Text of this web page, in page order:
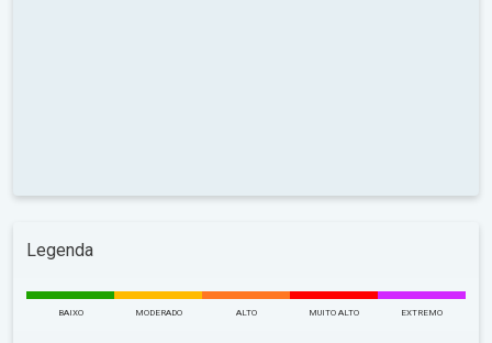
Legenda
BAIXO MODERADO ALTO MUITO ALTO EXTREMO